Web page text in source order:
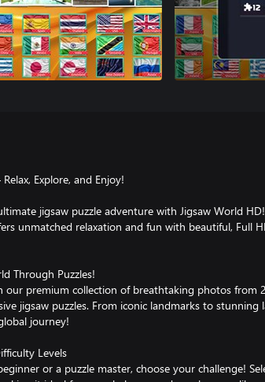
Explore, and Enjoy!
jigsaw puzzle adventure with Jigsaw World
unmatched relaxation and fun with beautiful, Full
Through Puzzles!
our premium collection of breathtaking photos from
jigsaw puzzles. From iconic landmarks to stunning
journey!
Levels
or a puzzle master, choose your challenge!